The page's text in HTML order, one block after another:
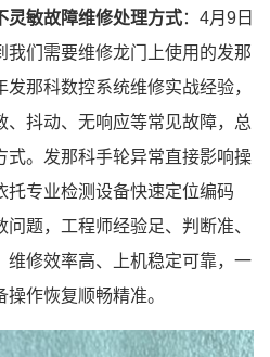
灵敏故障维修处理方式：4月9日
我们需要维修龙门上使用的发那
那科数控系统维修实战经验，
、抖动、无响应等常见故障，总
式。发那科手轮异常直接影响操
托专业检测设备快速定位编码
题，工程师经验足、判断准、
维修效率高、上机稳定可靠，一
作恢复顺畅精准。